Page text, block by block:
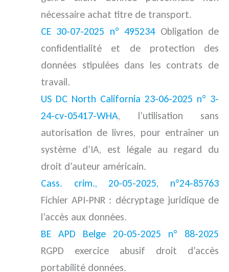
nécessaire achat titre de transport.
CE 30-07-2025 n° 495234Obligation de
confidentialité et de protection des
données stipulées dans les contrats de
travail.
US DC North California 23-06-2025 n° 3-
24-cv-05417-WHA, l’utilisation sans
autorisation de livres, pour entraîner un
système d’IA, est légale au regard du
droit d’auteur américain.
Cass. crim., 20-05-2025, n°24-85763
Fichier API-PNR : décryptage juridique de
l’accès aux données.
BE APD Belge 20-05-2025 n° 88-2025
RGPD exercice abusif droit d’accès
portabilité données.